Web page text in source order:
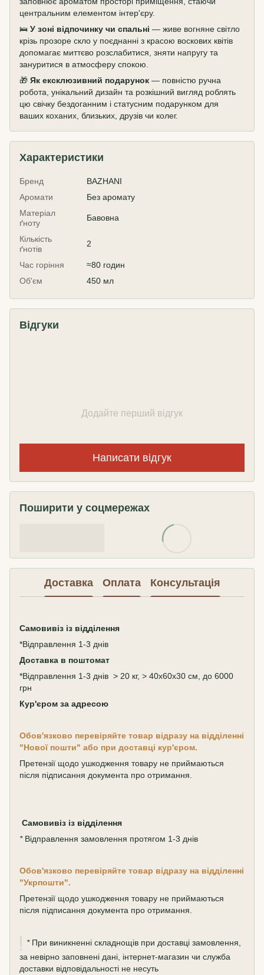
центральним елементом інтер'єру.
🛌 У зоні відпочинку чи спальні — живе вогняне світло
крізь прозоре скло у поєднанні з красою воскових квітів
допомагає миттєво розслабитися, зняти напругу та
зануритися в атмосферу спокою.
🎁 Як ексклюзивний подарунок — повністю ручна
робота, унікальний дизайн та розкішний вигляд роблять
цю свічку бездоганним і статусним подарунком для
ваших коханих, близьких, друзів чи колег.
Характеристики
Бренд
BAZHANI
Аромати
Без аромату
Матеріал
ґноту
Бавовна
Кількість
ґнотів
2
Час горіння
≈80 годин
Об'єм
450 мл
Відгуки
Додайте перший відгук
Написати відгук
Поширити у соцмережах
Доставка Оплата Консультація
Самовивіз із відділення
*Відправлення 1-3 днів
Доставка в поштомат
*Відправлення 1-3 днів > 20 кг, > 40х60х30 см, до 6000
грн
Кур'єром за адресою
Обов'язково перевіряйте товар відразу на відділенні
"Нової пошти" або при доставці кур'єром.
Претензії щодо ушкодження товару не приймаються
після підписання документа про отримання.
Самовивіз із відділення
* Відправлення замовлення протягом 1-3 днів
Обов'язково перевіряйте товар відразу на відділенні
"Укрпошти".
Претензії щодо ушкодження товару не приймаються
після підписання документа про отримання.
* При виникненні складнощів при доставці замовлення,
за невірно заповнені дані, інтернет-магазин чи служба
доставки відповідальності не несуть